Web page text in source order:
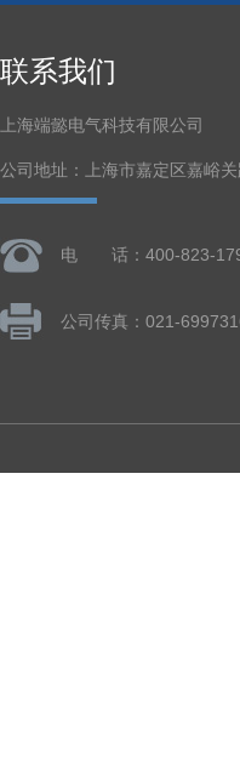
联系我们
上海端懿电气科技有限公司
公司地址：上海市嘉定区嘉峪
电 话：400-823-
公司传真：021-